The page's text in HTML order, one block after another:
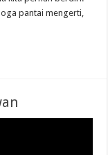
pantai mengerti,